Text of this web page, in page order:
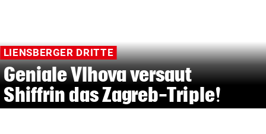
LIENSBERGER DRITTE
Geniale Vlhova versaut
Shiffrin das Zagreb-Triple!